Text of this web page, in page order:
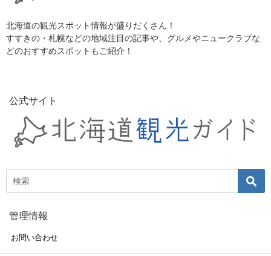
北海道の観光スポット情報が盛りだくさん！
すすきの・札幌などの地域注目の記事や、グルメやニュークラブな
どのおすすめスポットもご紹介！
公式サイト
管理情報
お問い合わせ